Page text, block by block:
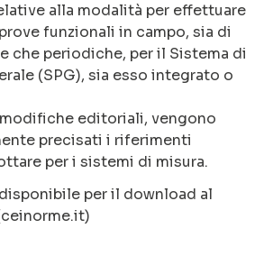
alla modalità per effettuare
funzionali in campo, sia di
che periodiche, per il Sistema di
(SPG), sia esso integrato o
editoriali, vengono
precisati i riferimenti
per i sistemi di misura.
per il download al